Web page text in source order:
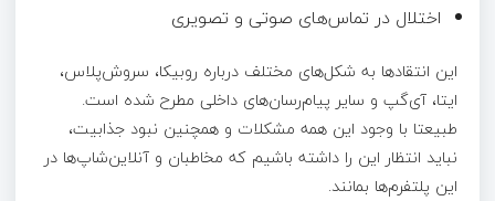
اختلال در تماس‌های صوتی و تصویری
این انتقادها به شکل‌های مختلف درباره روبیکا، سروش‌پلاس،
ایتا، آی‌گپ و سایر پیام‌رسان‌های داخلی مطرح شده است.
طبیعتا با وجود این همه مشکلات و همچنین نبود جذابیت،
نباید انتظار این را داشته باشیم که مخاطبان و آنلاین‌شاپ‌ها در
این پلتفرم‌ها بمانند.